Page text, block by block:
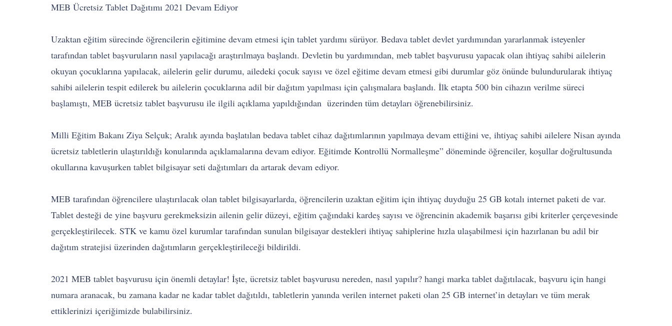
MEB Ücretsiz Tablet Dağıtımı 2021 Devam Ediyor
Uzaktan eğitim sürecinde öğrencilerin eğitimine devam etmesi için tablet yardımı sürüyor. Bedava tablet devlet yardımından yararlanmak isteyenler
tarafından tablet başvuruların nasıl yapılacağı araştırılmaya başlandı. Devletin bu yardımından, meb tablet başvurusu yapacak olan ihtiyaç sahibi ailelerin
okuyan çocuklarına yapılacak, ailelerin gelir durumu, ailedeki çocuk sayısı ve özel eğitime devam etmesi gibi durumlar göz önünde bulundurularak ihtiyaç
sahibi ailelerin tespit edilerek bu ailelerin çocuklarına adil bir dağıtım yapılması için çalışmalara başlandı. İlk etapta 500 bin cihazın verilme süreci
başlamıştı, MEB ücretsiz tablet başvurusu ile ilgili açıklama yapıldığından üzerinden tüm detayları öğrenebilirsiniz.
Milli Eğitim Bakanı Ziya Selçuk; Aralık ayında başlatılan bedava tablet cihaz dağıtımlarının yapılmaya devam ettiğini ve, ihtiyaç sahibi ailelere Nisan ayında
ücretsiz tabletlerin ulaştırıldığı konularında açıklamalarına devam ediyor. Eğitimde Kontrollü Normalleşme” döneminde öğrenciler, koşullar doğrultusunda
okullarına kavuşurken tablet bilgisayar seti dağıtımları da artarak devam ediyor.
MEB tarafından öğrencilere ulaştırılacak olan tablet bilgisayarlarda, öğrencilerin uzaktan eğitim için ihtiyaç duyduğu 25 GB kotalı internet paketi de var.
Tablet desteği de yine başvuru gerekmeksizin ailenin gelir düzeyi, eğitim çağındaki kardeş sayısı ve öğrencinin akademik başarısı gibi kriterler çerçevesinde
gerçekleştirilecek. STK ve kamu özel kurumlar tarafından sunulan bilgisayar destekleri ihtiyaç sahiplerine hızla ulaşabilmesi için hazırlanan bu adil bir
dağıtım stratejisi üzerinden dağıtımların gerçekleştirileceği bildirildi.
2021 MEB tablet başvurusu için önemli detaylar! İşte, ücretsiz tablet başvurusu nereden, nasıl yapılır? hangi marka tablet dağıtılacak, başvuru için hangi
numara aranacak, bu zamana kadar ne kadar tablet dağıtıldı, tabletlerin yanında verilen internet paketi olan 25 GB internet’in detayları ve tüm merak
ettiklerinizi içeriğimizde bulabilirsiniz.